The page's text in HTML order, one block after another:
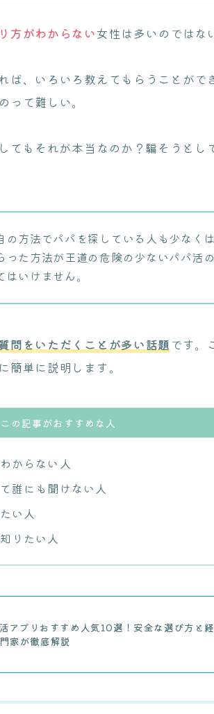
方がわからない女性は多いのではな
ば、いろいろ教えてもらうことがで
て難しい。
てもそれが本当なのか？騙そうとし
の方法でパパを探している人も少なく
た方法が王道の危険の少ないパパ活
いけません。
問をいただくことが多い話題 です。
単に説明します。
この記事がおすすめな人
からない人
誰にも聞けない人
い人
りたい人
アプリおすすめ人気10選！安全な選び方と
家が徹底解説